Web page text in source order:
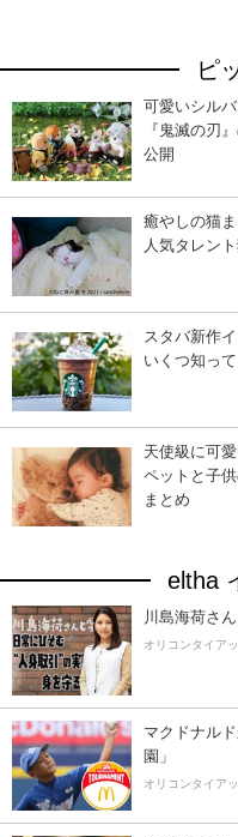
ピ
可愛いシル
『鬼滅の刃
公開
癒やしの猫
人気タレン
スタバ新作
いくつ知っ
天使級に可
ペットと子
まとめ
eltha
川島海荷さ
オリコンタイア
マクドナル
園」
オリコンタイア